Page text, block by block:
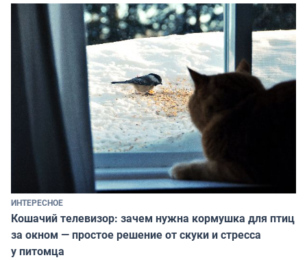
ИНТЕРЕСНОЕ
Кошачий телевизор: зачем нужна кормушка для птиц
за окном — простое решение от скуки и стресса
у питомца